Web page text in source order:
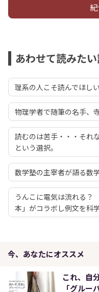
あわせて読みた
理系の人こそ読んでほし
物理学者で随筆の名手、
読むのは苦手・・・それ
という選択。
数学塾の主宰者が語る数
うんこに電気は流れる
本」がコラボし例文を科
今、あなたにオススメ
これ、自
「グルー